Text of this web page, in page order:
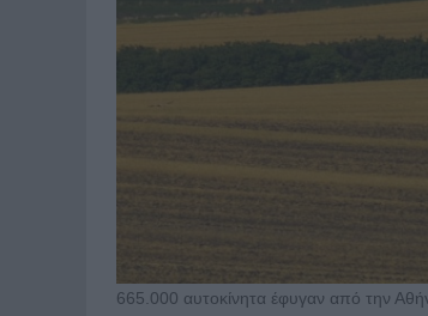
665.000 αυτοκίνητα έφυγαν από την